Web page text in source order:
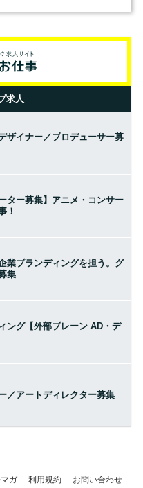
求人
ザイナー／プロデューサー募
ター募集】アニメ・コンサー
！
業ブランディングを担う。グ
集
ング【外部ブレーン AD・デ
／アートディレクター募集
マガ 利用規約 お問い合わせ